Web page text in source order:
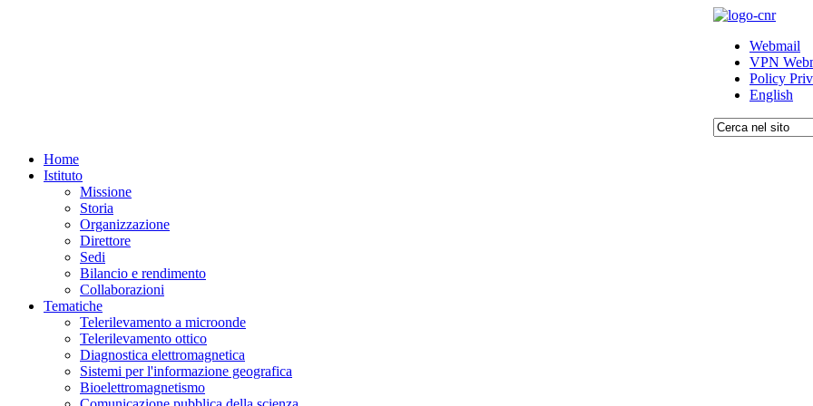
Webmail
VPN
Policy
English
Home
Istituto
Missione
Storia
Organizzazione
Direttore
Sedi
Bilancio e rendimento
Collaborazioni
Tematiche
Telerilevamento a microonde
Telerilevamento ottico
Diagnostica elettromagnetica
Sistemi per l'informazione geografica
Bioelettromagnetismo